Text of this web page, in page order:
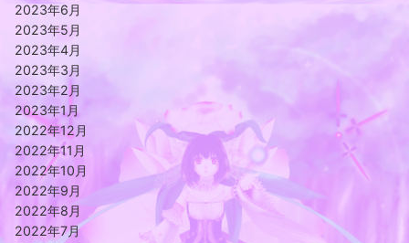
2023年6月
2023年5月
2023年4月
2023年3月
2023年2月
2023年1月
2022年12月
2022年11月
2022年10月
2022年9月
2022年8月
2022年7月